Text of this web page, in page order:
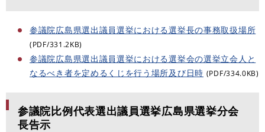
参議院広島県選出議員選挙における選挙長の事務取扱場所
(PDF/331.2KB)
参議院広島県選出議員選挙における選挙会の選挙立会人と
なるべき者を定めるくじを行う場所及び日時 (PDF/334.0KB)
参議院比例代表選出議員選挙広島県選挙分会
長告示